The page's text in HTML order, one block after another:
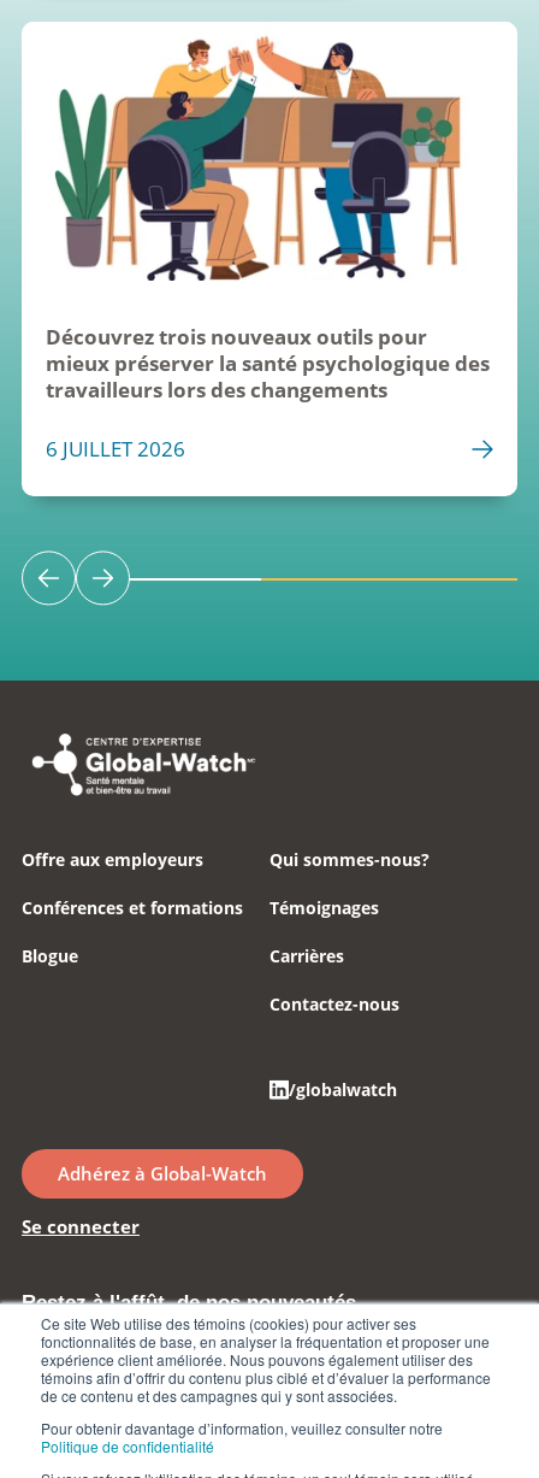
Ce site Web utilise des témoins (cookies) pour activer ses
fonctionnalités de base, en analyser la fréquentation et proposer une
expérience client améliorée. Nous pouvons également utiliser des
témoins afin d’offrir du contenu plus ciblé et d’évaluer la performance
de ce contenu et des campagnes qui y sont associées.
Pour obtenir davantage d’information, veuillez consulter notre
Politique de confidentialité
Découvrez trois nouveaux outils pour
mieux préserver la santé psychologique des
travailleurs lors des changements
6 JUILLET 2026
Offre aux employeurs
Conférences et formations
Blogue
Qui sommes-nous?
Témoignages
Carrières
Contactez-nous
/globalwatch
Adhérez à Global-Watch
Se connecter
Restez à l'affût de nos nouveautés
Inscrivez-vous à l'infolettre